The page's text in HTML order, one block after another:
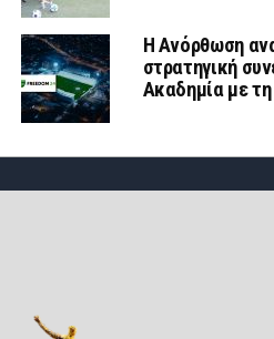
Η Ανόρθωση
στρατηγική
Ακαδημία με